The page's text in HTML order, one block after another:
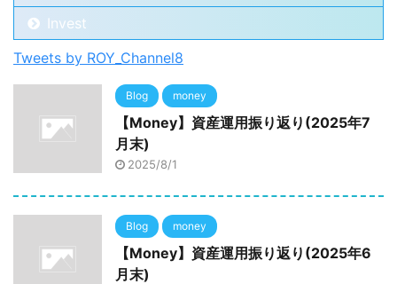
Invest
Tweets by ROY_Channel8
Blog money
【Money】資産運用振り返り(2025年7
月末)
2025/8/1
Blog money
【Money】資産運用振り返り(2025年6
月末)